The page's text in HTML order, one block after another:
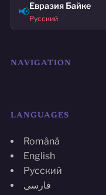
📢Евразия Байке
Русский
NAVIGATION
LANGUAGES
Română
English
Русский
فارسی